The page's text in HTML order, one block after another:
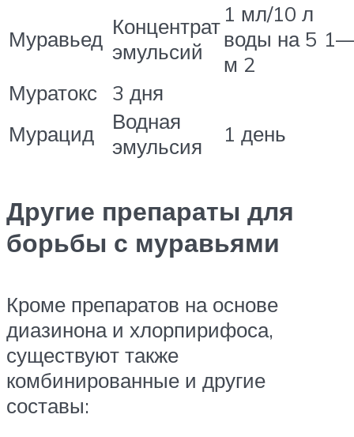
Муравьед Концентрат
эмульсий
1 мл/10 л
воды на 5
м 2
Муратокс
3 дня
Мурацид
Водная
эмульсия
1 день
Другие препараты для
борьбы с муравьями
Кроме препаратов на основе
диазинона и хлорпирифоса,
существуют также
комбинированные и другие
составы: